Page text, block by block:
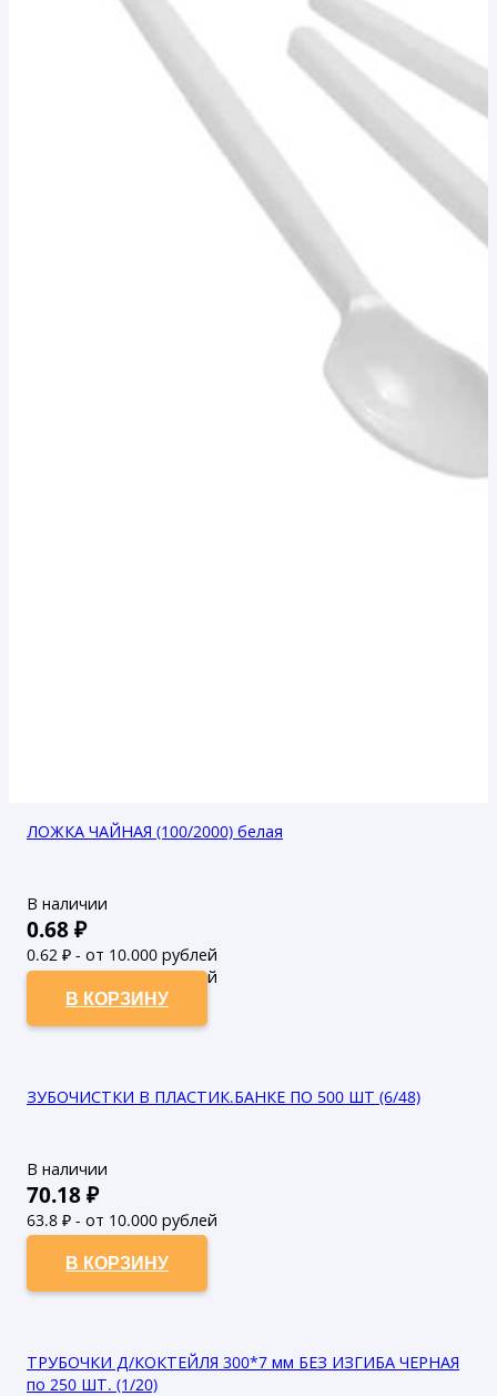
ЛОЖКА ЧАЙНАЯ (100/2000) белая
В наличии
0.68₽
0.62 ₽ - от 10.000 рублей
0.56₽ - от 50.000 рублей
В КОРЗИНУ
ЗУБОЧИСТКИ В ПЛАСТИК.БАНКЕ ПО 500 ШТ (6/48)
В наличии
70.18₽
63.8 ₽ - от 10.000 рублей
58₽ - от 50.000 рублей
В КОРЗИНУ
ТРУБОЧКИ Д/КОКТЕЙЛЯ 300*7 мм БЕЗ ИЗГИБА ЧЕРНАЯ
по 250 ШТ. (1/20)